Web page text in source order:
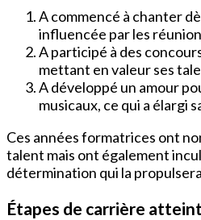
A commencé à chanter
influencée par les
A participé à des
mettant en valeur ses
A développé un amour
musicaux, ce qui a élargi
Ces années formatrices ont
talent mais ont également
détermination qui la
Étapes de carrière